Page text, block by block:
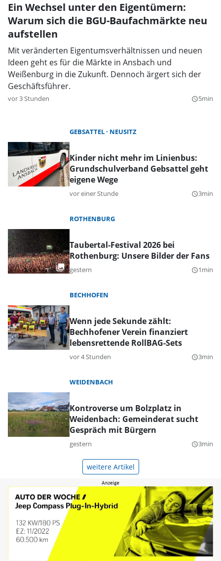
Ein Wechsel unter den Eigentümern:
Warum sich die BGU-Baufachmärkte neu
aufstellen
Mit veränderten Eigentumsverhältnissen und neuen
Ideen geht es für die Märkte in Ansbach und
Weißenburg in die Zukunft. Dennoch ärgert sich der
Geschäftsführer.
vor 3 Stunden query_builder5min
GEBSATTEL NEUSITZ
Kinder nicht mehr im Linienbus:
Grundschulverband Gebsattel geht
eigene Wege
vor einer Stunde query_builder3min
ROTHENBURG
Taubertal-Festival 2026 bei
Rothenburg: Unsere Bilder der Fans
gestern query_builder1min
BECHHOFEN
Wenn jede Sekunde zählt:
Bechhofener Verein finanziert
lebensrettende RollBAG-Sets
vor 4 Stunden query_builder3min
WEIDENBACH
Kontroverse um Bolzplatz in
Weidenbach: Gemeinderat sucht
Gespräch mit Bürgern
gestern query_builder3min
weitere Artikel